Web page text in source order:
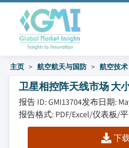
主页 航空航天与国防 航空技术
卫星相控阵天线市场 大
报告 ID: GMI13704发布日期:
报告格式: PDF/Excel/仪表板/
下